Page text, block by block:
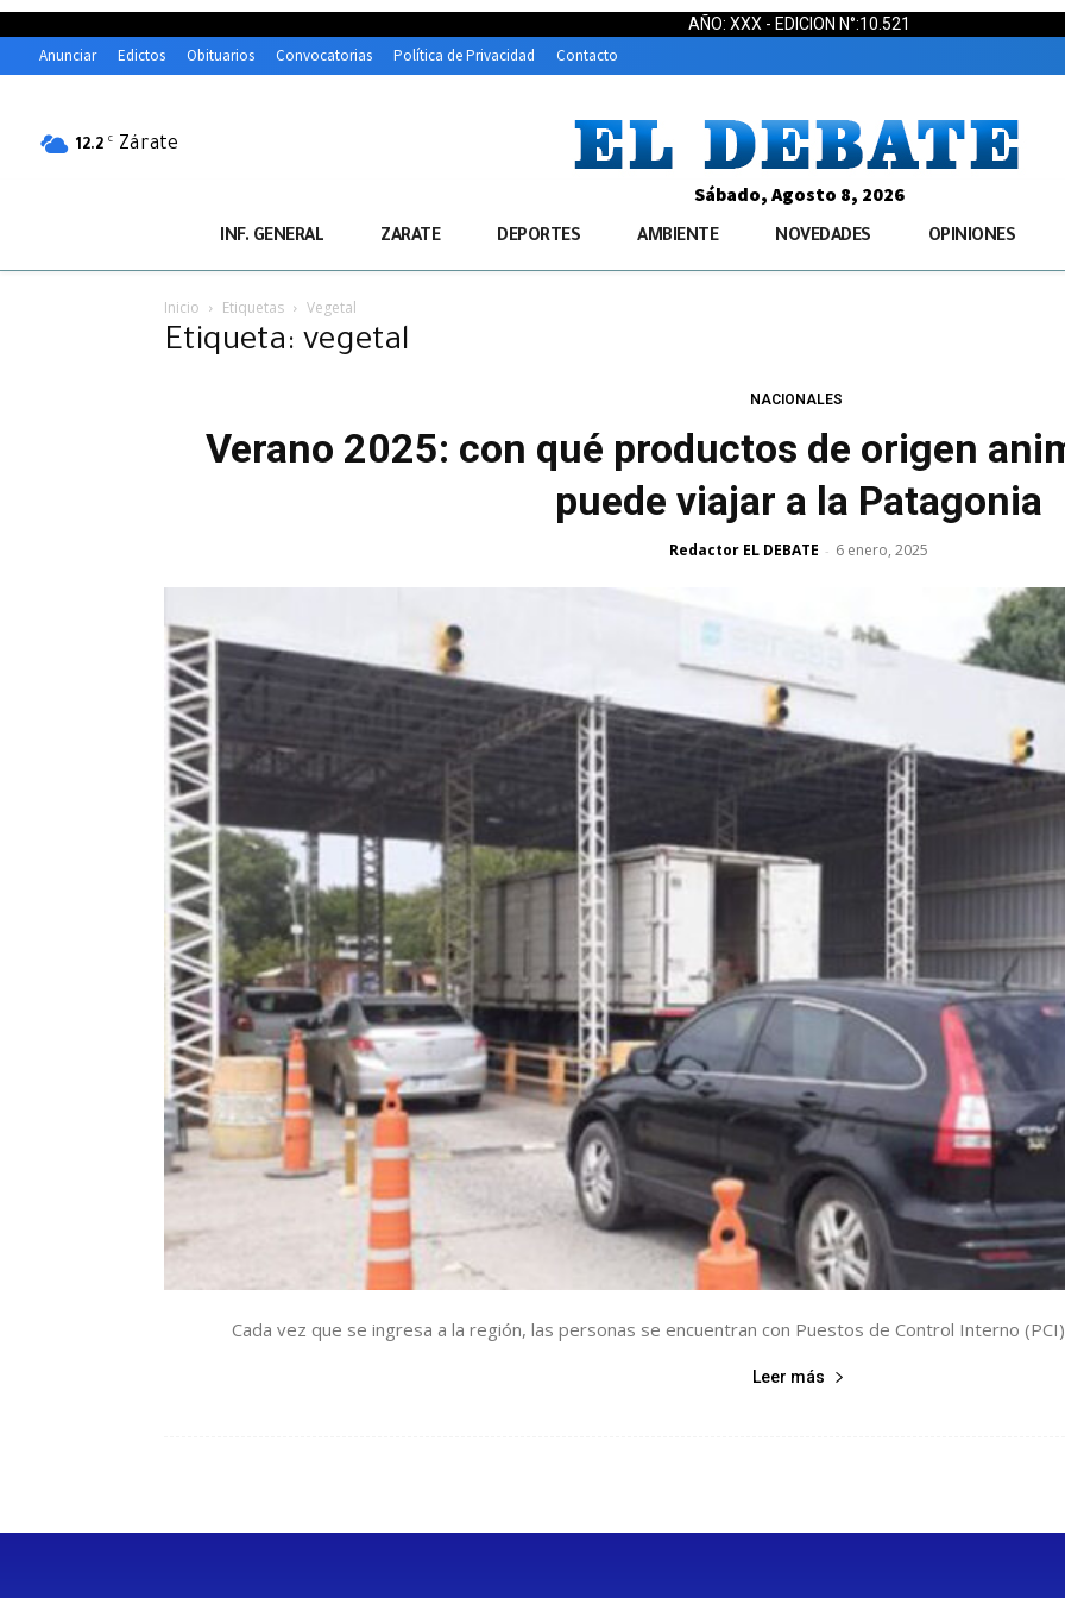
AÑO: XXX - EDICION N°:10.521
Anunciar Edictos Obituarios Convocatorias Política de Privacidad Contacto
12.2 C Zárate
Sábado, Agosto 8, 2026
INF. GENERAL ZARATE DEPORTES AMBIENTE NOVEDADES OPINIONES
Inicio Etiquetas Vegetal
Etiqueta: vegetal
NACIONALES
Verano 2025: con qué productos de origen
puede viajar a la Patagonia
Redactor EL DEBATE - 6 enero, 2025
Cada vez que se ingresa a la región, las personas se encuentran con Puestos de Control Interno
Leer más